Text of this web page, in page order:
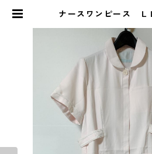
ナースワンピース
ODUCE